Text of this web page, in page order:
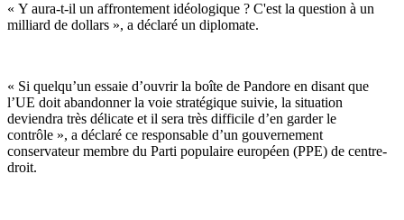
« Y aura-t-il un affrontement idéologique ? C'est la question à un
milliard de dollars », a déclaré un diplomate.
« Si quelqu’un essaie d’ouvrir la boîte de Pandore en disant que
l’UE doit abandonner la voie stratégique suivie, la situation
deviendra très délicate et il sera très difficile d’en garder le
contrôle », a déclaré ce responsable d’un gouvernement
conservateur membre du Parti populaire européen (PPE) de centre-
droit.